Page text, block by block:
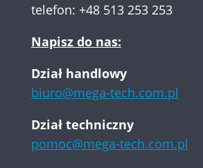
telefon: +48 513 253 253
Napisz do nas:
Dział handlowy
biuro@mega-tech.com.pl
Dział techniczny
pomoc@mega-tech.com.pl